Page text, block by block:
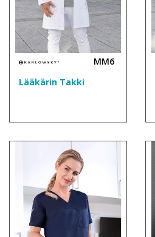
MM6
Lääkärin Takki